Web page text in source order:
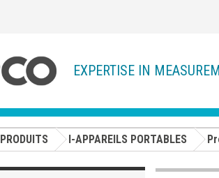
EXPERTISE IN
PRODUITS I-APPAREILS PORTABLES